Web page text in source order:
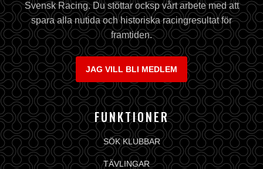
Svensk Racing. Du stöttar ocksp vårt arbete med att
spara alla nutida och historiska racingresultat för
framtiden.
JAG VILL BLI MEDLEM
FUNKTIONER
SÖK KLUBBAR
TÄVLINGAR